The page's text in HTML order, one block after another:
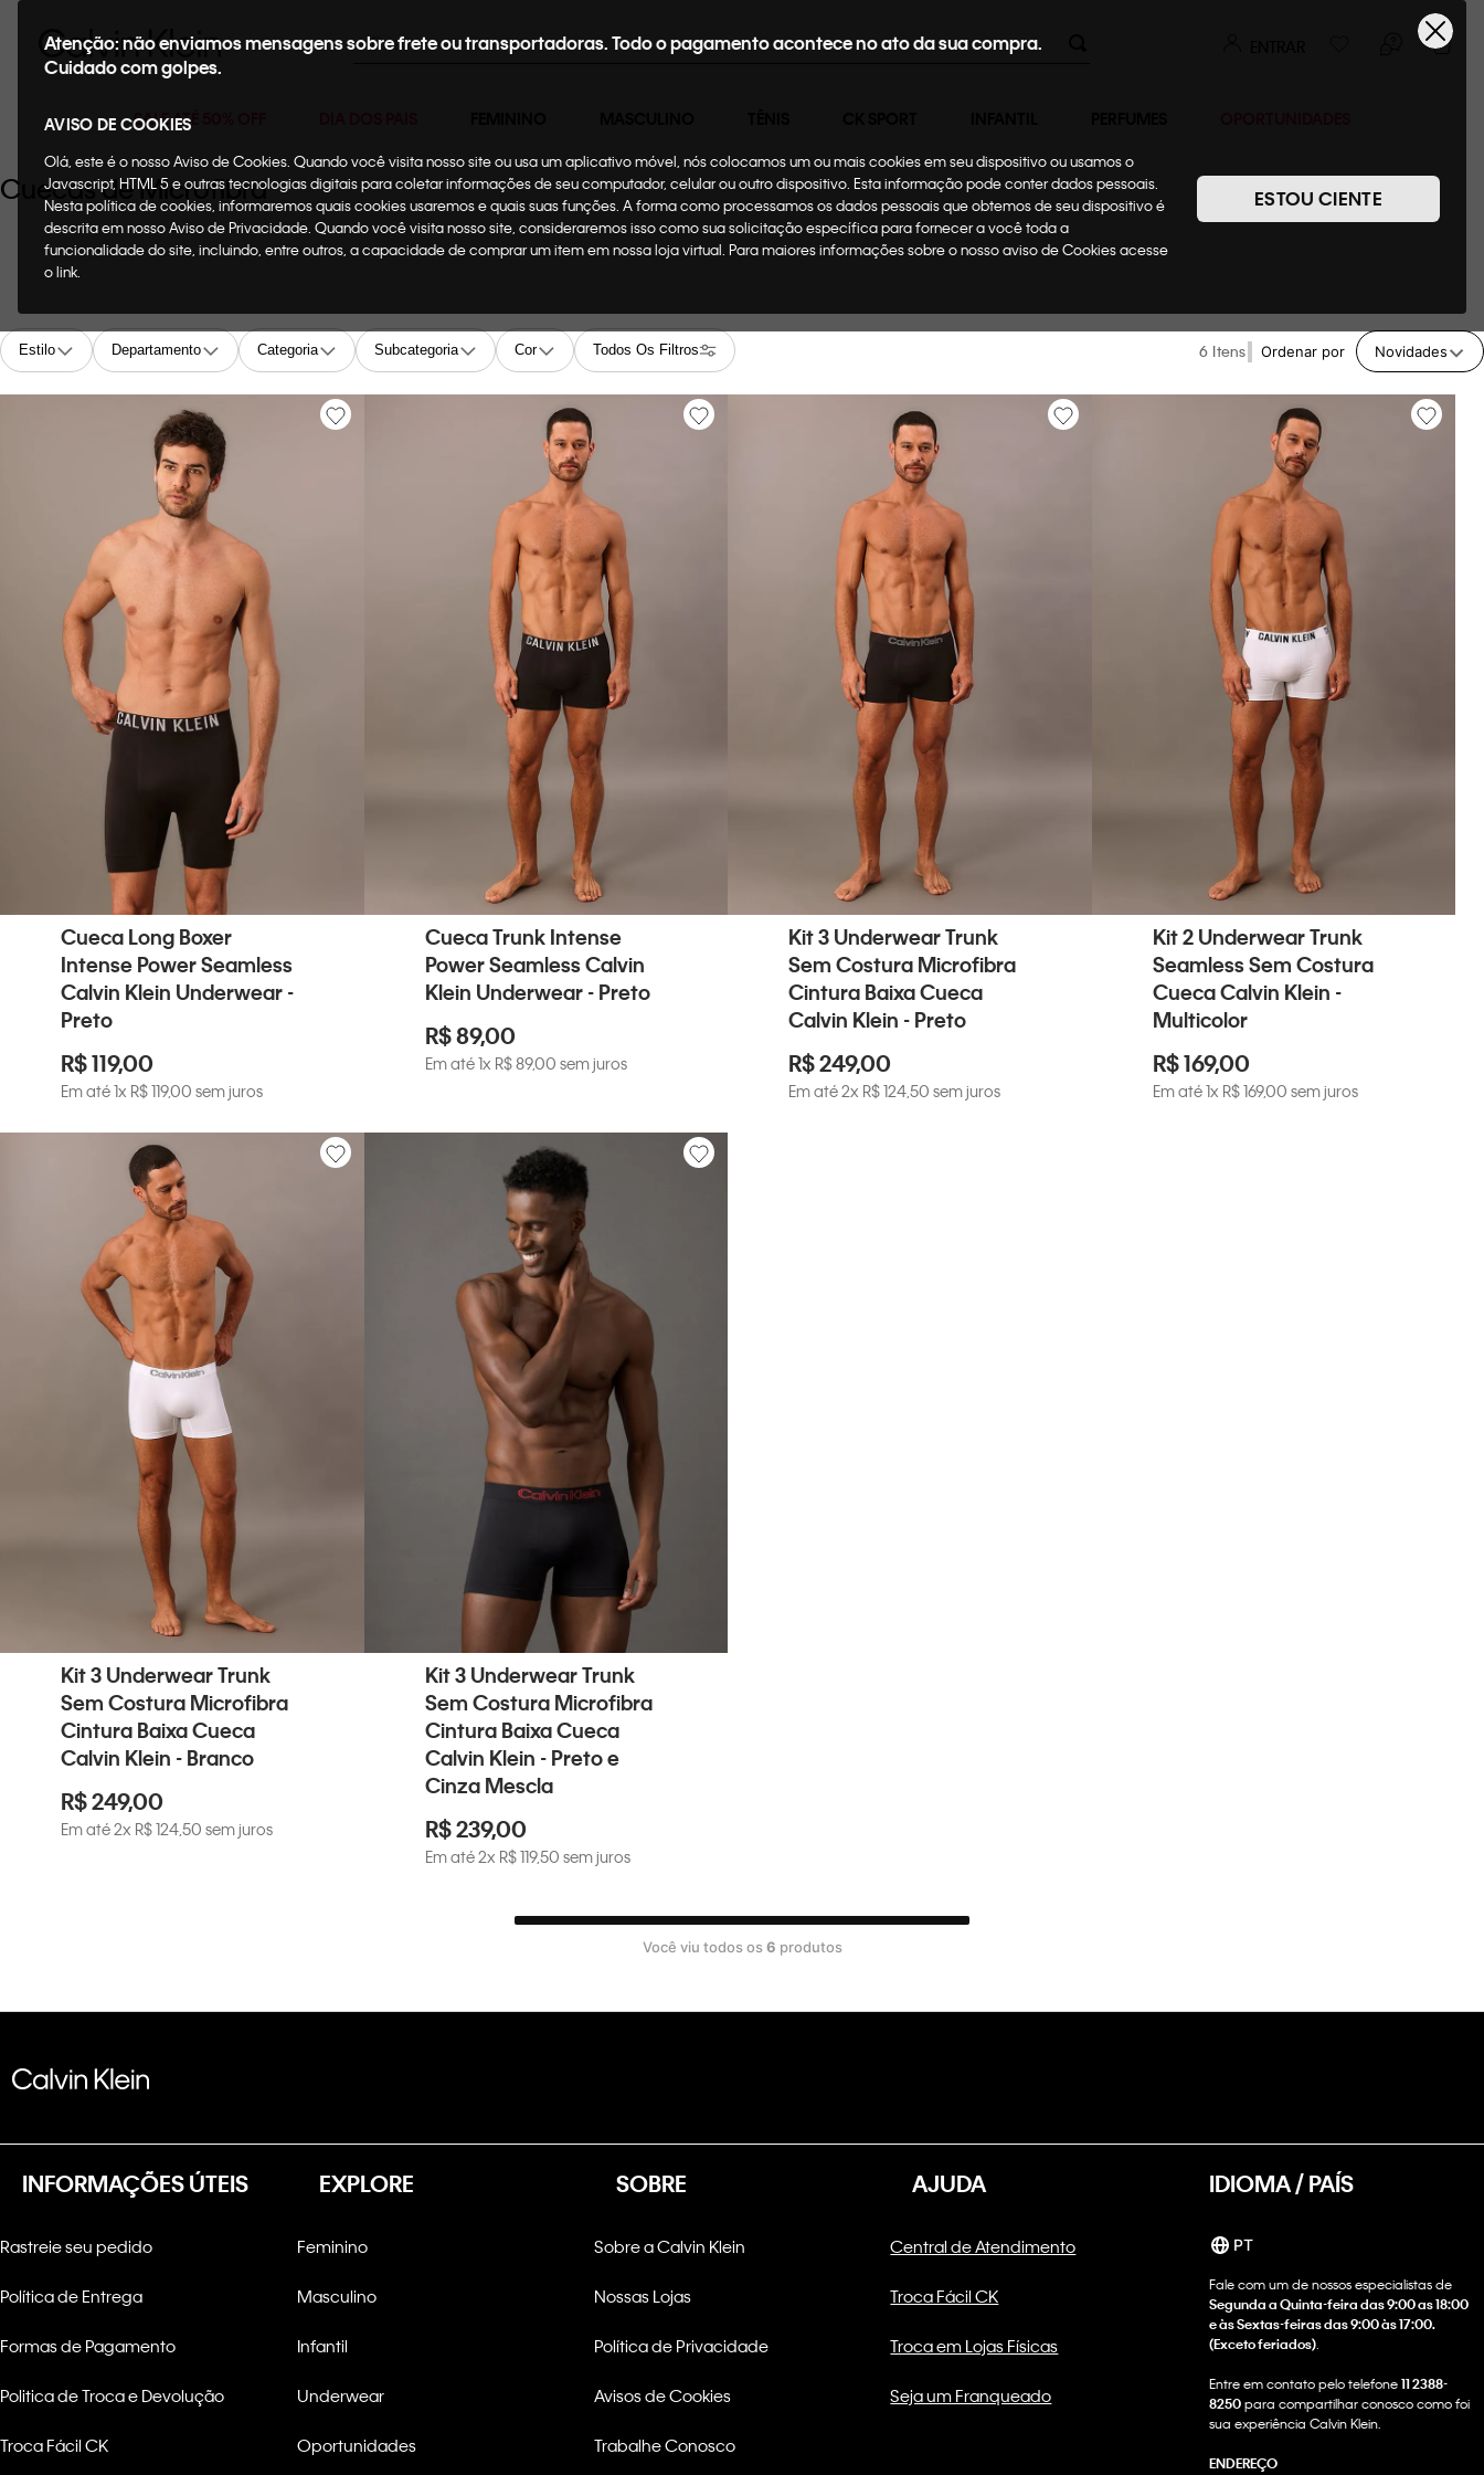
Buscar
SALE ATÉ 50% OFF
Atenção: não enviamos mensagens sobre frete ou transportadoras. Todo o pagamento acontece no ato da sua compra.
Cuidado com golpes.
AVISO DE COOKIES
Olá, este é o nosso Aviso de Cookies. Quando você visita nosso site ou usa um aplicativo móvel, nós colocamos um ou mais cookies em seu dispositivo ou usamos o
Javascript, HTML 5 e outras tecnologias digitais para coletar informações de seu computador, celular ou outro dispositivo. Esta informação pode conter dados pessoais.
Nesta política de cookies, informaremos quais cookies usaremos e quais suas funções. A forma como processamos os dados pessoais que obtemos de seu dispositivo é
descrita em nosso Aviso de Privacidade. Quando você visita nosso site, consideraremos isso como sua solicitação específica para fornecer a você toda a
funcionalidade do site, incluindo, entre outros, a capacidade de comprar um item em nossa loja virtual. Para maiores informações sobre o nosso aviso de Cookies acesse
o link.
ESTOU CIENTE
Cuecas de Microfibra
Estilo Departamento Categoria Subcategoria Cor Todos Os Filtros 6 Ordenar por Novidades
Cueca Long Boxer
Intense Power Seamless
Calvin Klein Underwear -
Preto
R$119,00
Em até1x R$119,00 sem juros
Cueca Trunk Intense
Power Seamless Calvin
Klein Underwear - Preto
R$89,00
Em até1x R$89,00 sem juros
Kit 3 Underwear Trunk
Sem Costura Microfibra
Cintura Baixa Cueca
Calvin Klein - Preto
R$249,00
Em até2x R$12450 sem juros
Kit 2 Underwear Trunk
Seamless Sem Costura
Cueca Calvin Klein -
Multicolor
R$169,00
Em até1x R$169,00 sem juros
Kit 3 Underwear Trunk
Sem Costura Microfibra
Cintura Baixa Cueca
Calvin Klein - Branco
R$249,00
Em até2x R$12450 sem juros
Kit 3 Underwear Trunk
Sem Costura Microfibra
Cintura Baixa Cueca
Calvin Klein - Preto e
Cinza Mescla
R$239,00
Em até2x R$119,50 sem juros
Você viu todos os6 produtos
INFORMAÇÕES ÚTEIS
Rastreie seu pedido
Política de Entrega
Formas de Pagamento
Politica de Troca e Devolução
Troca Fácil CK
EXPLORE
Feminino
Masculino
Infantil
Underwear
Oportunidades
SOBRE
Sobre a Calvin Klein
Nossas Lojas
Política de Privacidade
Avisos de Cookies
Trabalhe Conosco
AJUDA
Central de Atendimento
Troca Fácil CK
Troca em Lojas Físicas
Seja um Franqueado
IDIOMA / PAÍS
PT
Fale com um de nossos especialistas de
Segunda a Quinta-feira das 9:00 as 18:00
e às Sextas-feiras das 9:00 às 17:00.
(Exceto feriados)
Entre em contato pelo telefone11 2388-
8250para compartilhar conosco como foi
sua experiência Calvin Klein.
ENDEREÇO